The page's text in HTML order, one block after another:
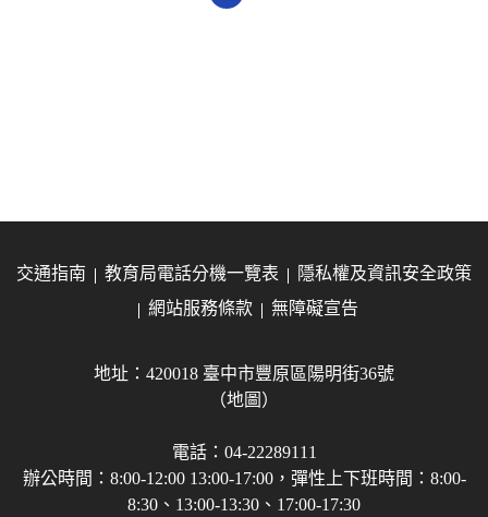
交通指南 教育局電話分機一覽表
隱私權及資訊安全政策
網站服務條款
無障礙宣告
地址：420018 臺中市豐原區陽明街36號
（地圖）
電話：04-22289111
辦公時間：8:00-12:00 13:00-17:00，彈性上下班時間：8:00-
8:30、13:00-13:30、17:00-17:30